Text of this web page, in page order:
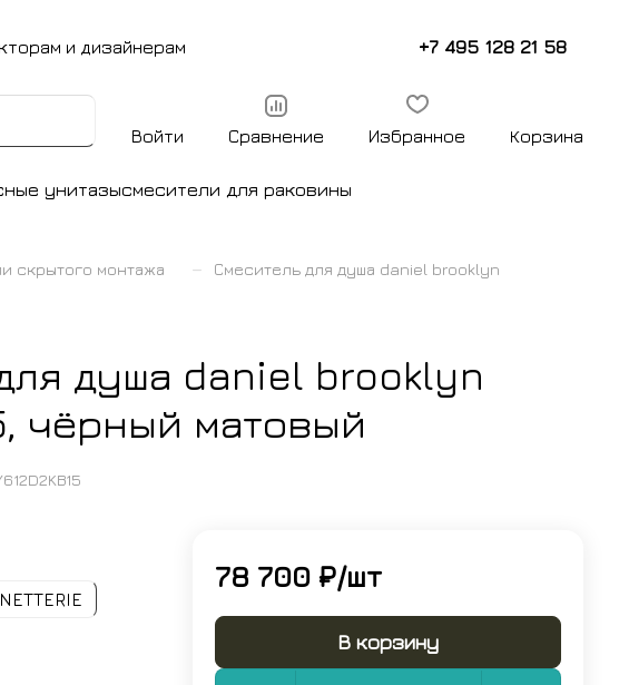
и дизайнерам +7 495 128 21 58
Войти Сравнение Избранное Корзина
унитазысмесители для раковины
скрытого монтажа –
Смеситель для душа daniel brooklyn
душа daniel brooklyn
чёрный матовый
78 700 ₽/шт
В корзину